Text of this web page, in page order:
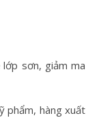
sơn, giảm ma
phẩm, hàng xuất